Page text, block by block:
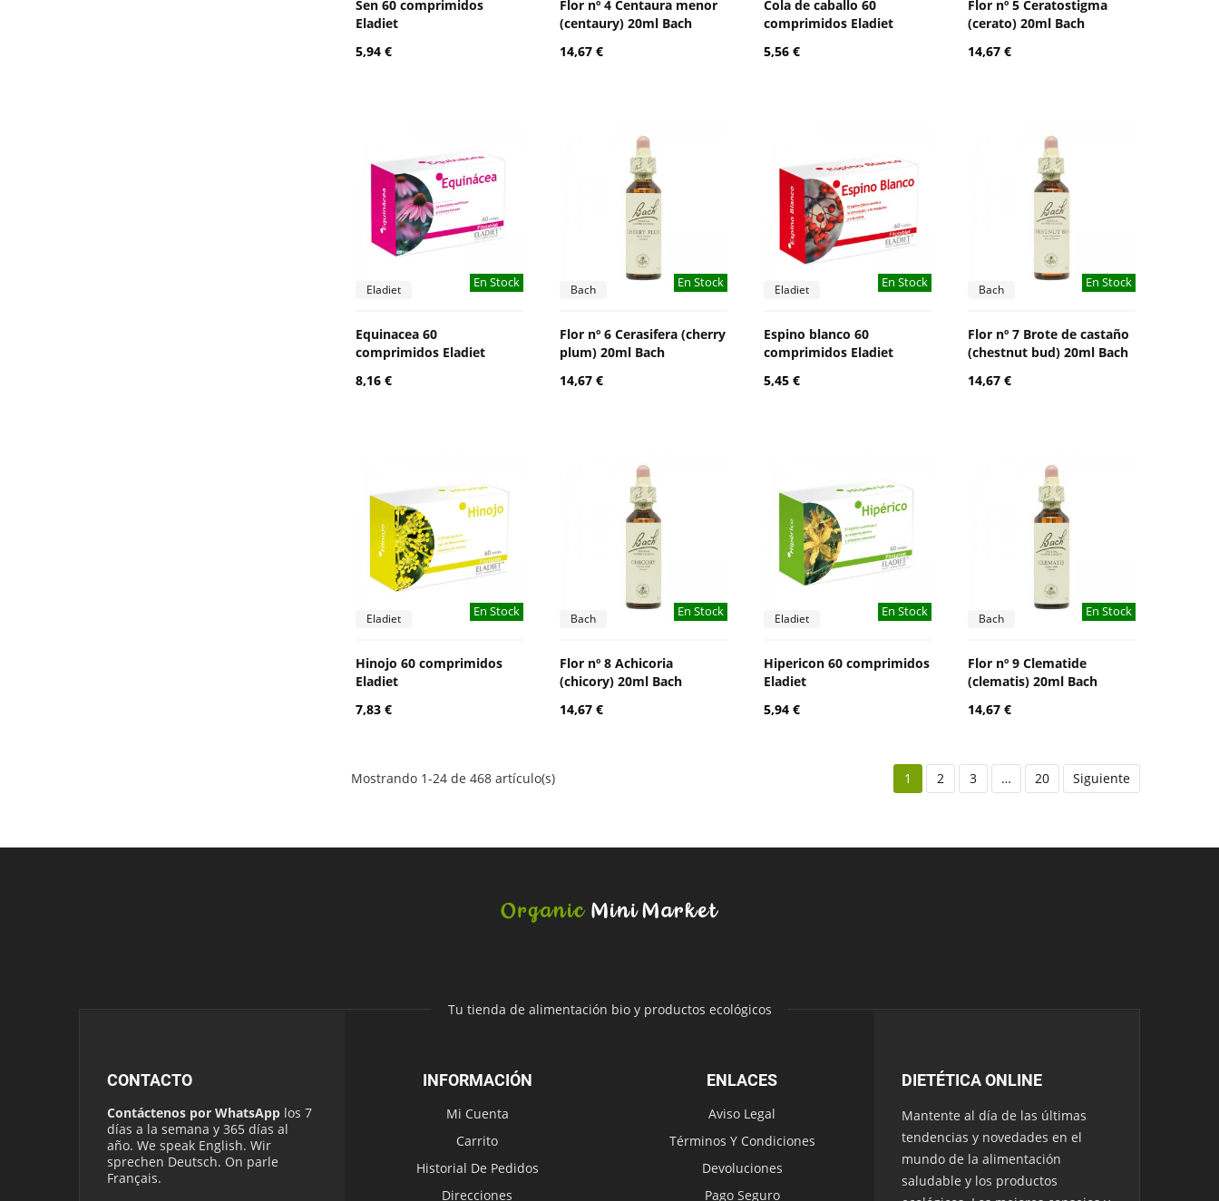
Sen 60 comprimidos
Eladiet
5,94 €
Flor nº 4 Centaura menor
(centaury) 20ml Bach
14,67 €
Cola de caballo 60
comprimidos Eladiet
5,56 €
Flor nº 5 Ceratostigma
(cerato) 20ml Bach
14,67 €
En Stock
Eladiet
Equinacea 60
comprimidos Eladiet
8,16 €
En Stock
Bach
Flor nº 6 Cerasifera (cherry
plum) 20ml Bach
14,67 €
En Stock
Eladiet
Espino blanco 60
comprimidos Eladiet
5,45 €
En Stock
Bach
Flor nº 7 Brote de castaño
(chestnut bud) 20ml Bach
14,67 €
En Stock
Eladiet
Hinojo 60 comprimidos
Eladiet
7,83 €
En Stock
Bach
Flor nº 8 Achicoria
(chicory) 20ml Bach
14,67 €
En Stock
Eladiet
Hipericon 60 comprimidos
Eladiet
5,94 €
En Stock
Bach
Flor nº 9 Clematide
(clematis) 20ml Bach
14,67 €
Mostrando 1-24 de 468 artículo(s) 1 2 3 … 20 Siguiente
Tu tienda de alimentación bio y productos ecológicos
CONTACTO
Contáctenos por WhatsApp los 7
días a la semana y 365 días al
año. We speak English. Wir
sprechen Deutsch. On parle
Français.
INFORMACIÓN
Mi Cuenta
Carrito
Historial De Pedidos
Direcciones
ENLACES
Aviso Legal
Términos Y Condiciones
Devoluciones
Pago Seguro
DIETÉTICA ONLINE
Mantente al día de las últimas
tendencias y novedades en el
mundo de la alimentación
saludable y los productos